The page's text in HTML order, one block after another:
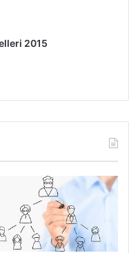
Bu da dijital çağda
kılıyor.
Önemi
2015